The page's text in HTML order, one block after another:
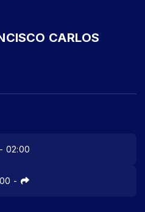
CARLOS
- 02:00
-